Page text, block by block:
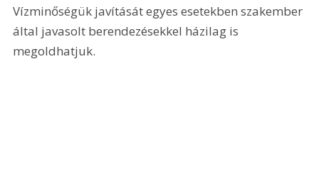
Vízminőségük javítását egyes esetekben szakember
által javasolt berendezésekkel házilag is
megoldhatjuk.